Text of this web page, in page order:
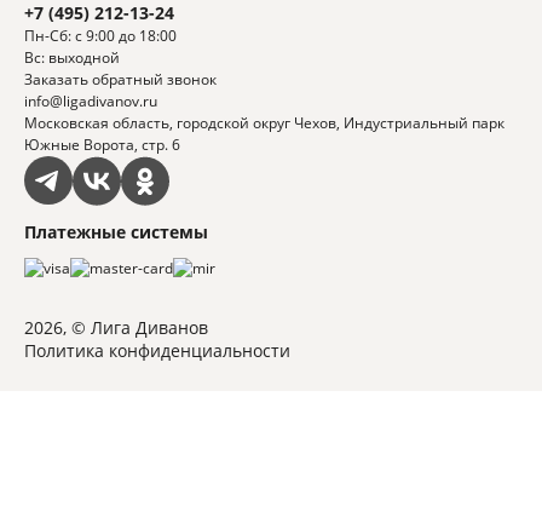
+7 (495) 212-13-24
Пн-Сб: с 9:00 до 18:00
Вс: выходной
Заказать обратный звонок
info@ligadivanov.ru
Московская область, городской округ Чехов, Индустриальный парк
Южные Ворота, стр. 6
Платежные системы
2026, © Лига Диванов
Политика конфиденциальности